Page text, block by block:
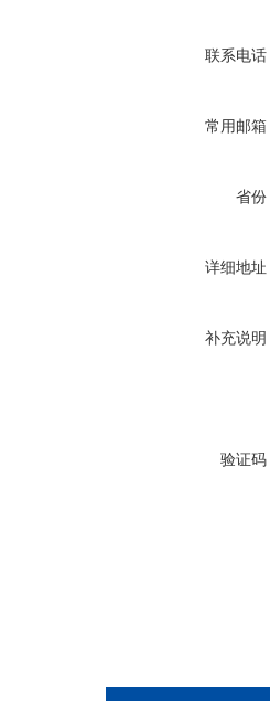
联系电话
常用邮箱
省份
详细地址
补充说明
验证码